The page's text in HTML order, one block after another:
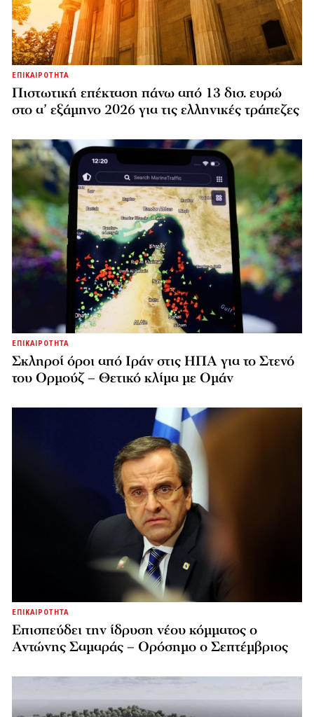
ΕΠΙΚΑΙΡΟΤΗΤΑ
Πιστωτική επέκταση πάνω από 13 δισ. ευρώ
στο α’ εξάμηνο 2026 για τις ελληνικές τράπεζες
ΕΠΙΚΑΙΡΟΤΗΤΑ
Σκληροί όροι από Ιράν στις ΗΠΑ για το Στενό
του Ορμούζ – Θετικό κλίμα με Ομάν
ΕΠΙΚΑΙΡΟΤΗΤΑ
Επισπεύδει την ίδρυση νέου κόμματος o
Αντώνης Σαμαράς – Ορόσημο ο Σεπτέμβριος